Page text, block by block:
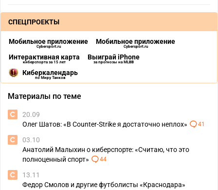
СПЕЦПРОЕКТЫ
Мобильное приложение
Cybersport.ru
Мобильное приложение
Cybersport.ru
Интерактивная карта
киберспорта за 15 лет
Выиграй iPhone
за прогнозы на MLBB
Киберкалендарь
по Миру Танков
Материалы по теме
20.09
Олег Шатов: «В Counter-Strike я достаточно неплох»
41
03.10
Анатолий Малыхин о киберспорте: «Считаю, что это
полноценный спорт»
44
13.11
Федор Смолов и другие футболисты «Краснодара»